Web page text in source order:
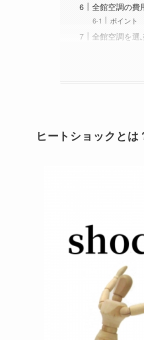
全館空調の費
ポイント
全館空調を選
ヒートショックとは